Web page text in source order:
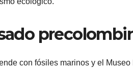
con fósiles marinos y el